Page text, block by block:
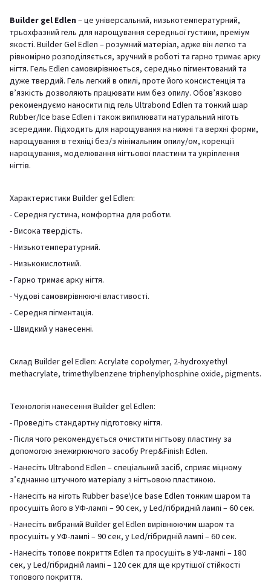
Builder gel Edlen – це універсальний, низькотемпературний,
трьохфазний гель для нарощування середньої густини, преміум
якості. Builder Gel Edlen – розумний матеріал, адже він легко та
рівномірно розподіляється, зручний в роботі та гарно тримає арку
нігтя. Гель Edlen самовирівнюється, середньо пігментований та
дуже твердий. Гель легкий в опилі, проте його консистенція та
в’язкість дозволяють працювати ним без опилу. Обов’язково
рекомендуємо наносити під гель Ultrabond Edlen та тонкий шар
Rubber/Ice base Edlen і також випилювати натуральний ніготь
зсередини. Підходить для нарощування на нижні та верхні форми,
нарощування в техніці без/з мінімальним опилу/ом, корекції
нарощування, моделювання нігтьової пластини та укріплення
нігтів.
Характеристики Builder gel Edlen:
- Середня густина, комфортна для роботи.
- Висока твердість.
- Низькотемпературний.
- Низькокислотний.
- Гарно тримає арку нігтя.
- Чудові самовирівнюючі властивості.
- Середня пігментація.
- Швидкий у нанесенні.
Склад Builder gel Edlen: Acrylate copolymer, 2-hydroxyethyl
methacrylate, trimethylbenzene triphenylphosphine oxide, pigments.
Технологія нанесення Builder gel Edlen:
- Проведіть стандартну підготовку нігтя.
- Після чого рекомендується очистити нігтьову пластину за
допомогою знежирюючого засобу Prep&Finish Edlen.
- Нанесіть Ultrabond Edlen – спеціальний засіб, сприяє міцному
з’єднанню штучного матеріалу з нігтьовою пластиною.
- Нанесіть на ніготь Rubber base\Ice base Edlen тонким шаром та
просушіть його в УФ-лампі – 90 сек, у Led/гібридній лампі – 60 сек.
- Нанесіть вибраний Builder gel Edlen вирівнюючим шаром та
просушіть у УФ-лампі – 90 сек, у Led/гібридній лампі – 60 сек.
- Нанесіть топове покриття Edlen та просушіть в УФ-лампі – 180
сек, у Led/гібридній лампі – 120 сек для ще крутішої стійкості
топового покриття.